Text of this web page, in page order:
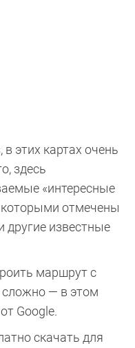
этих картах очень
здесь
«интересные
которыми отмечены
другие известные
маршрут с
— в этом
Google.
скачать для